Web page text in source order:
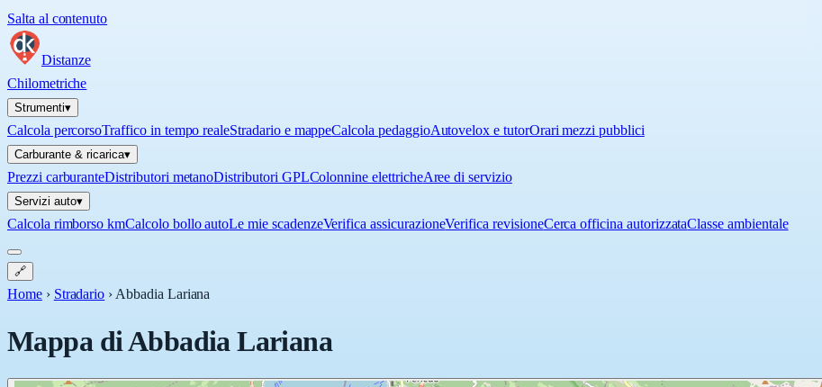
Salta al contenuto
Distanze
Chilometriche
Strumenti▾
Calcola percorsoTraffico in tempo realeStradario e mappeCalcola pedaggioAutovelox e tutorOrari mezzi pubblici
Carburante & ricarica▾
Prezzi carburanteDistributori metanoDistributori GPLColonnine elettricheAree di servizio
Servizi auto▾
Calcola rimborso kmCalcolo bollo autoLe mie scadenzeVerifica assicurazioneVerifica revisioneCerca officina autorizzataClasse ambientale
🔗
Home › Stradario › Abbadia Lariana
Mappa diAbbadia Lariana